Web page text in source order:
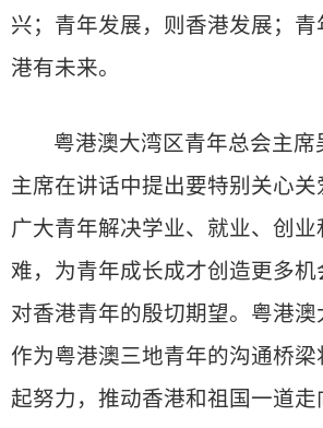
兴；青年发展，则香港发展；
港有未来。
粤港澳大湾区青年总会主席
主席在讲话中提出要特别关心
广大青年解决学业、就业、创业
难，为青年成长成才创造更多
对香港青年的殷切期望。粤港
作为粤港澳三地青年的沟通桥
起努力，推动香港和祖国一道